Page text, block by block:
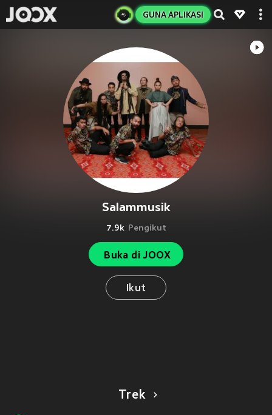
GUNA APLIKASI
Salammusik
7.9k Pengikut
Buka di JOOX
Ikut
Trek